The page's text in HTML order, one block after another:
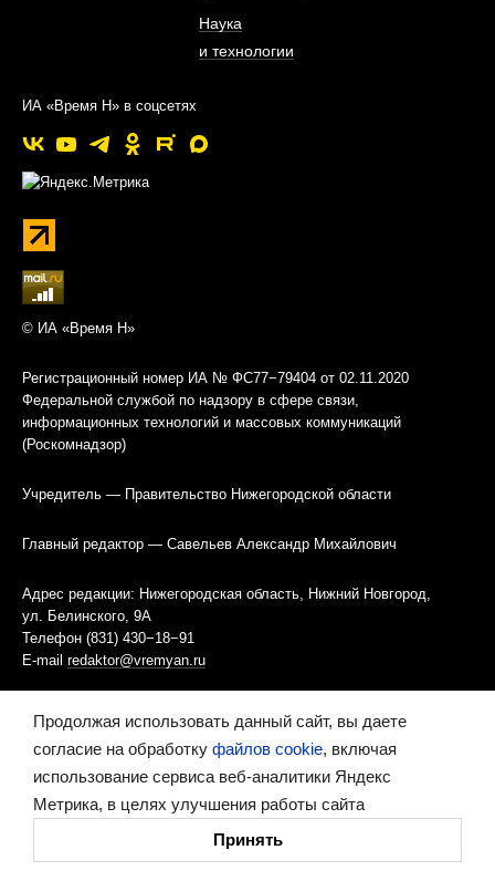
Наука
и технологии
ИА «Время Н» в соцсетях
© ИА «Время Н»
Регистрационный номер ИА № ФС77−79404 от 02.11.2020
Федеральной службой по надзору в сфере связи,
информационных технологий и массовых коммуникаций
(Роскомнадзор)
Учредитель — Правительство Нижегородской области
Главный редактор — Савельев Александр Михайлович
Адрес редакции: Нижегородская область, Нижний Новгород,
ул. Белинского, 9А
Телефон (831) 430−18−91
E-mail redaktor@vremyan.ru
Правила использования материалов
Информационная политика использования «cookies»-файлов
Ресурс содержит материалы 16+
Продолжая использовать данный сайт, вы даете
согласие на обработку файлов cookie, включая
использование сервиса веб-аналитики Яндекс
Метрика, в целях улучшения работы сайта
Принять